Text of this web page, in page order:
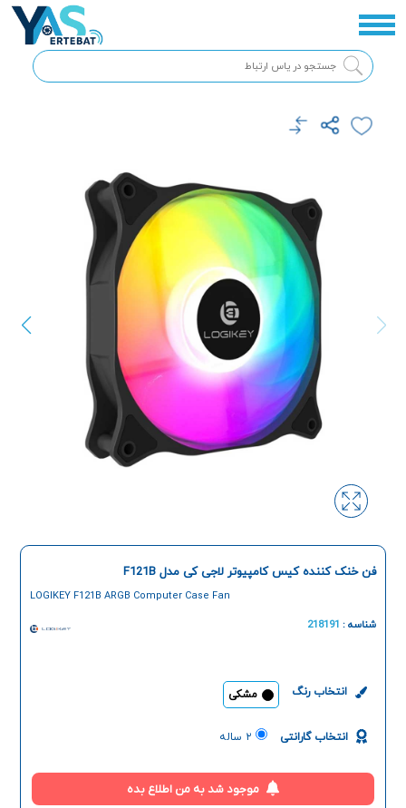
فن خنک کننده کیس کامپیوتر لاجی کی مدل F121B
LOGIKEY F121B ARGB Computer Case Fan
شناسه : 218191
انتخاب رنگ مشکی
انتخاب گارانتی ۲ ساله
موجود شد به من اطلاع بده